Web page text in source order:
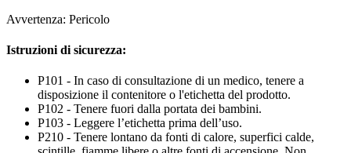
Avvertenza: Pericolo
Istruzioni di sicurezza:
P101 - In caso di consultazione di un medico, tenere a
disposizione il contenitore o l'etichetta del prodotto.
P102 - Tenere fuori dalla portata dei bambini.
P103 - Leggere l’etichetta prima dell’uso.
P210 - Tenere lontano da fonti di calore, superfici calde,